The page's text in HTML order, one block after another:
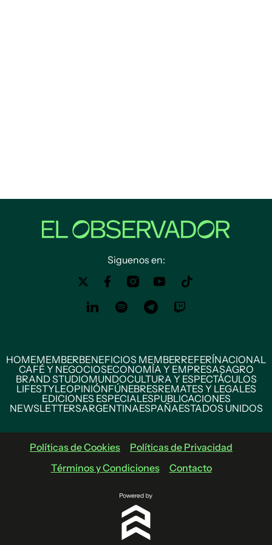
Siguenos en:
HOMEMEMBERBENEFICIOS MEMBERREFERÍNACIONAL
CAFÉ Y NEGOCIOSECONOMÍA Y EMPRESASAGRO
BRAND STUDIOMUNDOCULTURA Y ESPECTÁCULOS
LIFESTYLEOPINIÓNFÚNEBRESREMATES Y LEGALES
EDICIONES ESPECIALESPUBLICACIONES
NEWSLETTERSARGENTINAESPAÑAESTADOS UNIDOS
Políticas de Cookies
Políticas de Privacidad
Términos y Condiciones
Contacto